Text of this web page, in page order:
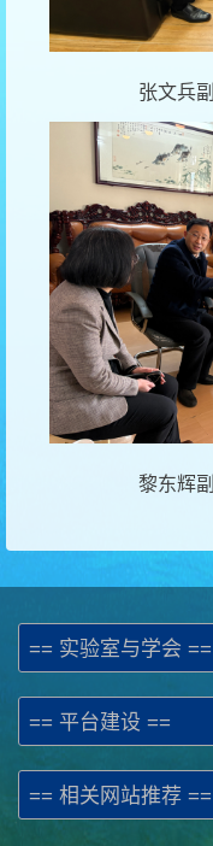
张文兵
黎东辉
== 实验室与学会 ==
== 平台建设 ==
== 相关网站推荐 ==